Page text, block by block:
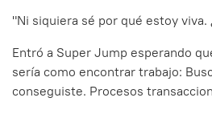
"Ni siquiera sé por qué estoy
Entró a Super Jump esperando
sería como encontrar trabajo:
conseguiste. Procesos